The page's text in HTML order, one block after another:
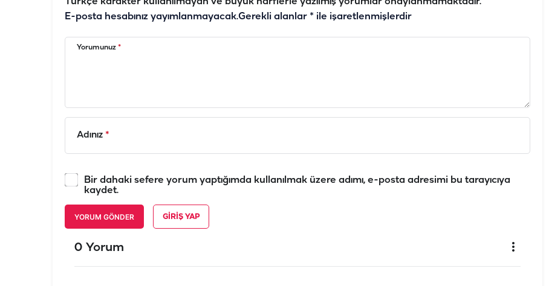
E-posta hesabınız yayımlanmayacak.Gerekli alanlar * ile işaretlenmişlerdir
Yorumunuz *
Adınız *
Bir dahaki sefere yorum yaptığımda kullanılmak üzere adımı, e-posta adresimi bu tarayıcıya
kaydet.
YORUM GÖNDER GIRIŞ YAP
0 Yorum